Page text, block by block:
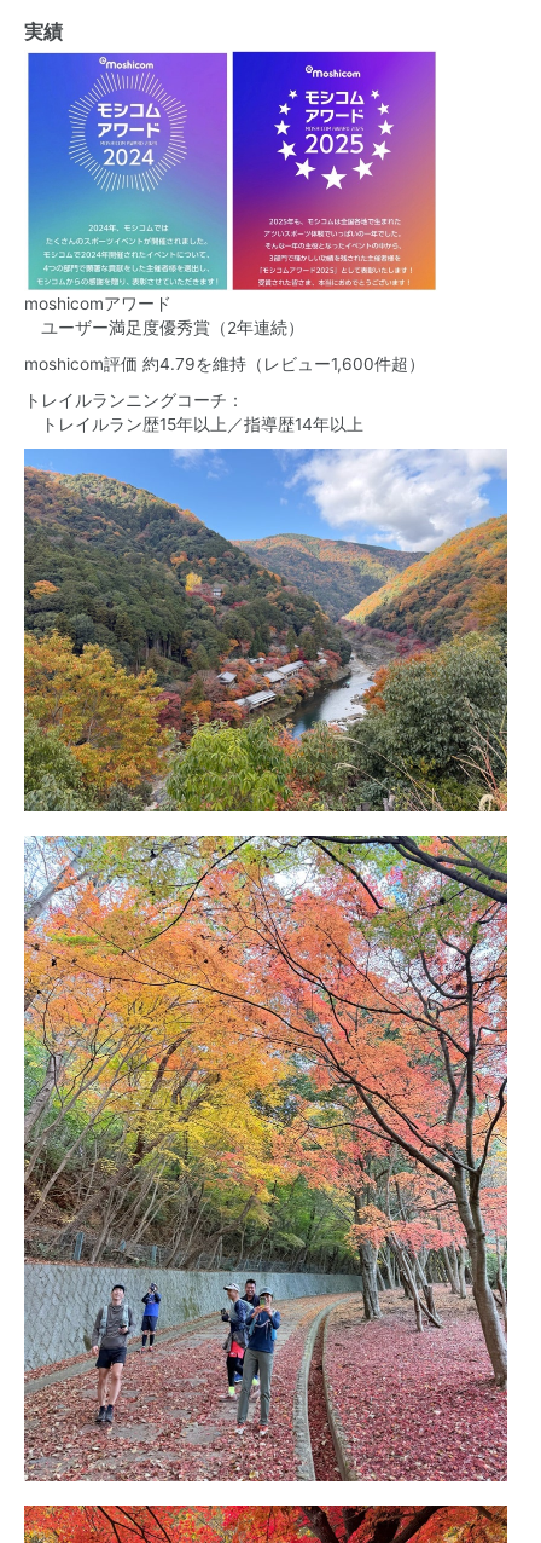
実績
moshicomアワード
ユーザー満足度優秀賞（2年連続）
moshicom評価 約4.79を維持（レビュー1,600件超）
トレイルランニングコーチ：
トレイルラン歴15年以上／指導歴14年以上